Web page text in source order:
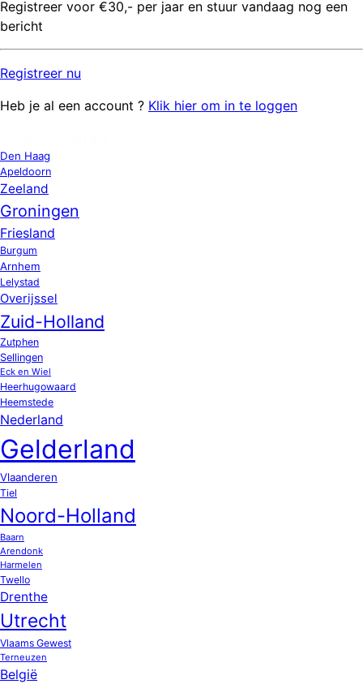
Registreer voor €30,- per jaar en stuur vandaag nog een
bericht
Registreer nu
Heb je al een account ? Klik hier om in te loggen
Den Haag
Apeldoorn
Zeeland
Groningen
Friesland
Burgum
Arnhem
Lelystad
Overijssel
Zuid-Holland
Zutphen
Sellingen
Eck en Wiel
Heerhugowaard
Heemstede
Nederland
Gelderland
Vlaanderen
Tiel
Noord-Holland
Baarn
Arendonk
Harmelen
Twello
Drenthe
Utrecht
Vlaams Gewest
Terneuzen
België